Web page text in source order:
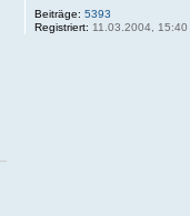
Beiträge: 5393
Registriert: 11.03.2004, 15:40